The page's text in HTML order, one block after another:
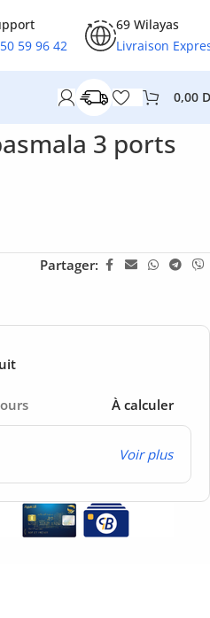
59 96 42
69 Wilayas
Livraison
0,00
3 ports
Partager:
À calculer
Voir plus